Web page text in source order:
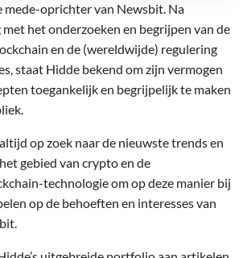
mede-oprichter van Newsbit. Na
het onderzoeken en begrijpen van de
en de (wereldwijde) regulering
staat Hidde bekend om zijn vermogen
toegankelijk en begrijpelijk te maken
op zoek naar de nieuwste trends en
gebied van crypto en de
technologie om op deze manier bij
op de behoeften en interesses van